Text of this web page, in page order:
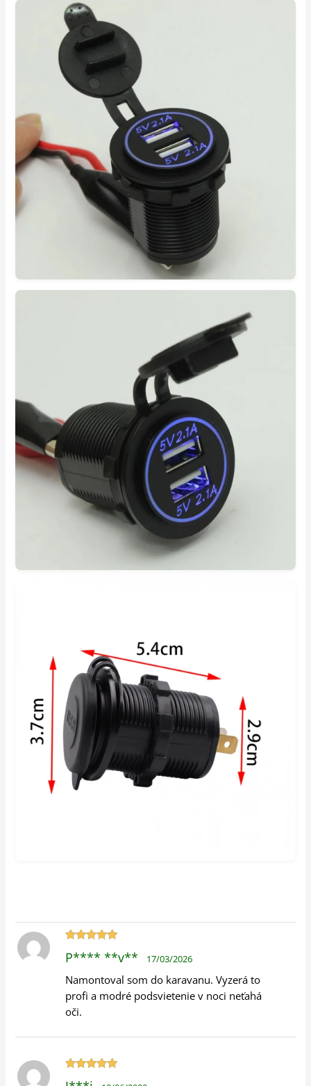
5z 5
P**** **v** 17/03/2026
Namontoval som do karavanu. Vyzerá to
profi a modré podsvietenie v noci neťahá
oči.